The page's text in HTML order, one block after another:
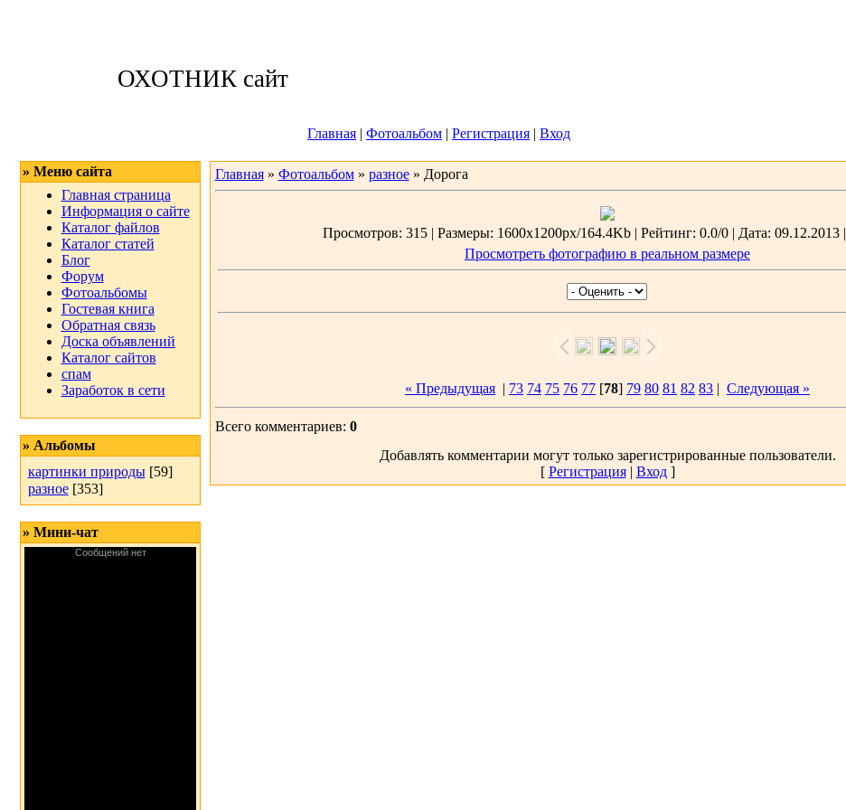
ОХОТНИК сайт
Главная | Фотоальбом | Регистрация | Вход
» Меню сайта
Главная страница
Информация о сайте
Каталог файлов
Каталог статей
Блог
Форум
Фотоальбомы
Гостевая книга
Обратная связь
Доска объявлений
Каталог сайтов
спам
Заработок в сети
» Альбомы
картинки природы [59]
разное [353]
» Мини-чат
Главная» Фотоальбом» разное» Дорога
Просмотров: 315 | Размеры: 1600x1200px/164.4Kb | Рейтинг: 0.0/0 | Дата: 09.12.2013 |
Просмотреть фотографию в реальном размере
« Предыдущая | 73 74 75 76 77 [78] 79 80 81 82 83 | Следующая »
Всего комментариев: 0
Добавлять комментарии могут только зарегистрированные пользователи.
[ Регистрация| Вход]